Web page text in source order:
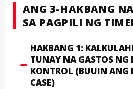
ANG 3-HAKBANG
SA PAGPILI NG
HAKBANG 1:
TUNAY NA GASTOS
KONTROL (BUUIN ANG
CASE)